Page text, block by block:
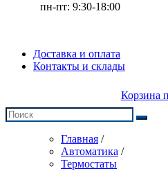
пн-пт: 9:30-18:00
Доставка и оплата
Контакты и склады
Корзина
Главная /
Автоматика /
Термостаты